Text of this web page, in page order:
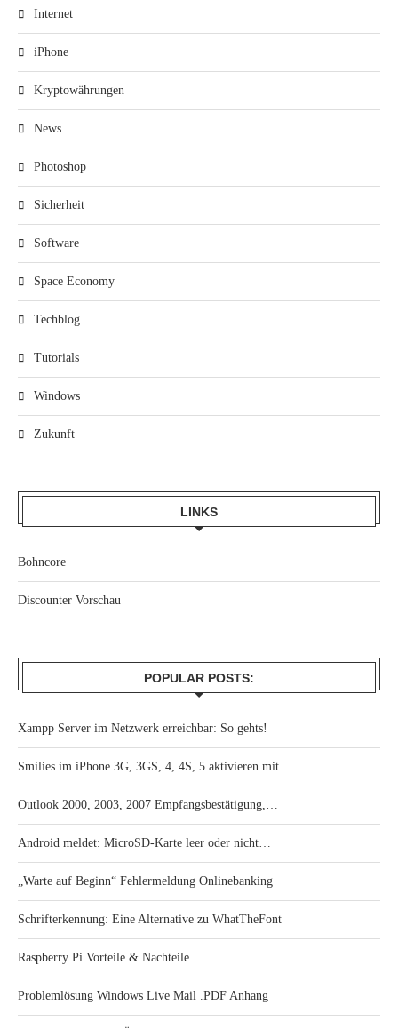
Internet
iPhone
Kryptowährungen
News
Photoshop
Sicherheit
Software
Space Economy
Techblog
Tutorials
Windows
Zukunft
LINKS
Bohncore
Discounter Vorschau
POPULAR POSTS:
Xampp Server im Netzwerk erreichbar: So gehts!
Smilies im iPhone 3G, 3GS, 4, 4S, 5 aktivieren mit…
Outlook 2000, 2003, 2007 Empfangsbestätigung,…
Android meldet: MicroSD-Karte leer oder nicht…
„Warte auf Beginn“ Fehlermeldung Onlinebanking
Schrifterkennung: Eine Alternative zu WhatTheFont
Raspberry Pi Vorteile & Nachteile
Problemlösung Windows Live Mail .PDF Anhang